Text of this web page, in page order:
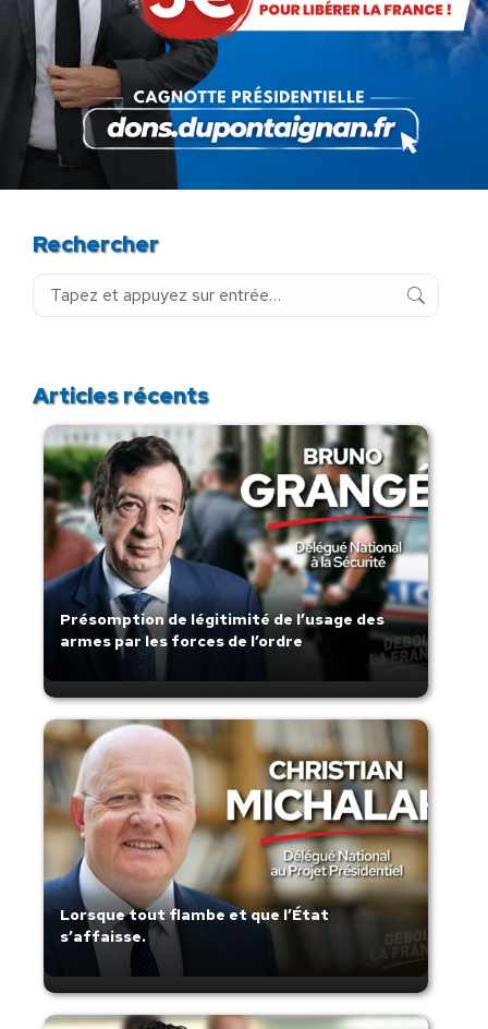
Budget : l’imposture de trop.
La destitution au plus tôt !
24 novembre 2025
Rechercher
Recherche
Articles récents
Présomption de légitimité de l’usage des
armes par les forces de l’ordre
Lorsque tout flambe et que l’État
s’affaisse.